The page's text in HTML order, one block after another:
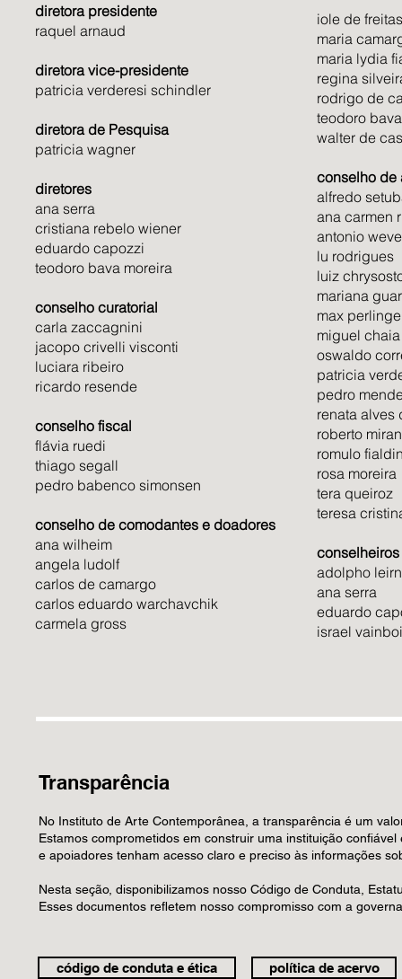
apoio.
um
sede,
e
bolsas
de
em
da
beleza
para
o que
de um
Na
“ao
prédio.
é
andar
café e
capaz
andar
Todas
salas
mais
IAC e
diretora presidente ​
raquel arnaud ​
diretora vice-presidente ​
patricia verderesi schindler ​
diretora de Pesquisa​
patricia wagner ​
diretores ​
ana serra ​
cristiana rebelo wiener ​
eduardo capozzi ​
teodoro bava moreira ​
conselho curatorial ​
carla zaccagnini ​
jacopo crivelli visconti ​
luciara ribeiro ​
ricardo resende ​
conselho fiscal ​
flávia ruedi ​
thiago segall ​
pedro babenco simonsen ​
conselho de comodantes e doadores
ana wilheim ​
angela ludolf ​
carlos de camargo ​
carlos eduardo warchavchik ​
carmela gross
iole de
maria
maria lydia
regina
rodrigo de
teodoro
walter de
conselho de
alfredo
ana carmen
antonio
lu rodrigues​
luiz
mariana
max
miguel chaia​
oswaldo
patricia
pedro
renata alves
roberto
romulo
rosa moreira​
tera queiroz​
teresa
adolpho
ana serra​
eduardo
israel
Transparência
No Instituto de Arte Contemporânea, a transparência é um
Estamos comprometidos em construir uma instituição
e apoiadores tenham acesso claro e preciso às informações
Nesta seção, disponibilizamos nosso Código de Conduta,
Esses documentos refletem nosso compromisso com a
código de conduta e ética política de acervo